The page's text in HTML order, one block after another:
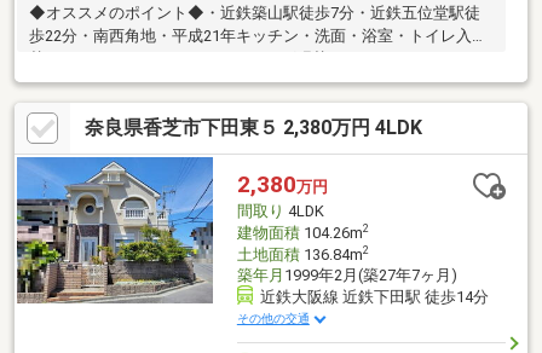
◆オススメのポイント◆・近鉄築山駅徒歩7分・近鉄五位堂駅徒
歩22分・南西角地・平成21年キッチン・洗面・浴室・トイレ入
全面貼替 洋室フローリング張替・令和6年電動シャ
ッター設置■■■お問合せはお気軽にどうぞ！！■■■
奈良県香芝市下田東５ 2,380万円 4LDK
2,380万円
間取り 4LDK
建物面積104.26m2
土地面積136.84m2
築年月 1999年2月(築27年7ヶ月)
近鉄大阪線 近鉄下田駅 徒歩14分
その他の交通